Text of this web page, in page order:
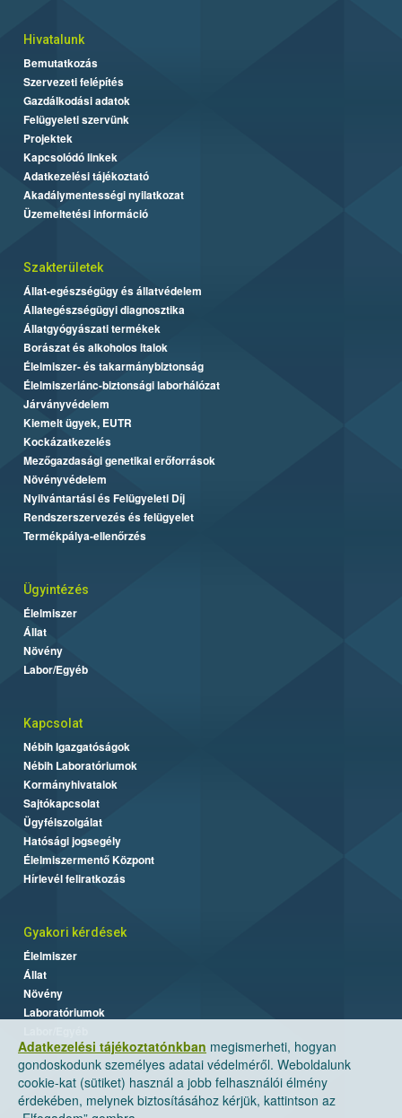
Adatkezelési tájékoztatónkban megismerheti, hogyan
gondoskodunk személyes adatai védelméről. Weboldalunk
cookie-kat (sütiket) használ a jobb felhasználói élmény
érdekében, melynek biztosításához kérjük, kattintson az
Hivatalunk
Bemutatkozás
Szervezeti felépítés
Gazdálkodási adatok
Felügyeleti szervünk
Projektek
Kapcsolódó linkek
Adatkezelési tájékoztató
Akadálymentességi nyilatkozat
Üzemeltetési információ
Szakterületek
Állat-egészségügy és állatvédelem
Állategészségügyi diagnosztika
Állatgyógyászati termékek
Borászat és alkoholos italok
Élelmiszer- és takarmánybiztonság
Élelmiszerlánc-biztonsági laborhálózat
Járványvédelem
Kiemelt ügyek, EUTR
Kockázatkezelés
Mezőgazdasági genetikai erőforrások
Növényvédelem
Nyilvántartási és Felügyeleti Díj
Rendszerszervezés és felügyelet
Termékpálya-ellenőrzés
Ügyintézés
Élelmiszer
Állat
Növény
Labor/Egyéb
Kapcsolat
Nébih Igazgatóságok
Nébih Laboratóriumok
Kormányhivatalok
Sajtókapcsolat
Ügyfélszolgálat
Hatósági jogsegély
Élelmiszermentő Központ
Hírlevél feliratkozás
Gyakori kérdések
Élelmiszer
Állat
Növény
Laboratóriumok